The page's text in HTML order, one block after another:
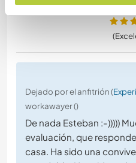
Dejado por el anfitrión (
workawayer ()
De nada Esteban :-)))))
evaluación, que
casa. Ha sido una